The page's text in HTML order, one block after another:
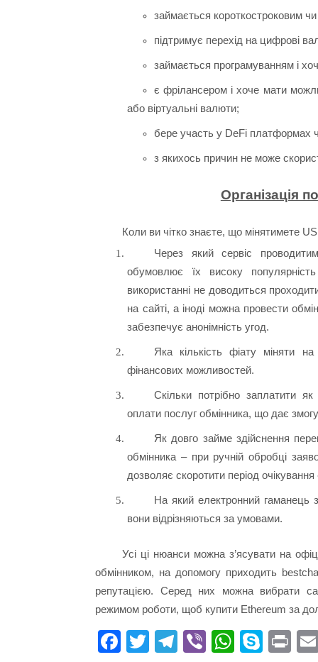
займається короткостроковим
підтримує перехід на цифрові
займається програмуванням і
є фрілансером і хоче мати
або віртуальні валюти;
бере участь у DeFi платформах
з якихось причин не може
Організація
Коли ви чітко знаєте, що мінятимете
Через який сервіс
обумовлює їх високу
використанні не доводиться
на сайті, а іноді можна провести
забезпечує анонімність угод.
Яка кількість фіату міняти
фінансових можливостей.
Скільки потрібно заплатити
оплати послуг обмінника, що дає
Як довго займе здійснення
обмінника – при ручній обробці
дозволяє скоротити період
На який електронний гаманець
вони відрізняються за умовами.
Усі ці нюанси можна з’ясувати на
обмінником, на допомогу приходить
репутацією. Серед них можна вибрати
режимом роботи, щоб купити Ethereum за
Fa T
Te Vi
W
S
Pr